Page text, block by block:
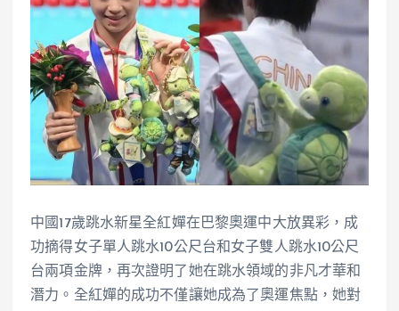
中國17歲跳水新星全紅嬋在巴黎奧運中大放異彩，成
功摘得女子單人跳水10公尺台和女子雙人跳水10公尺
台兩項金牌，再次證明了她在跳水領域的非凡才華和
潛力。全紅嬋的成功不僅讓她成為了奧運焦點，她對